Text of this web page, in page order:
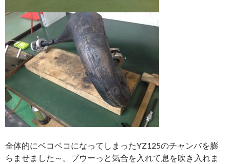
全体的にベコベコになってしまったYZ125のチャンバを膨
らませました～。プウーっと気合を入れて息を吹き入れま